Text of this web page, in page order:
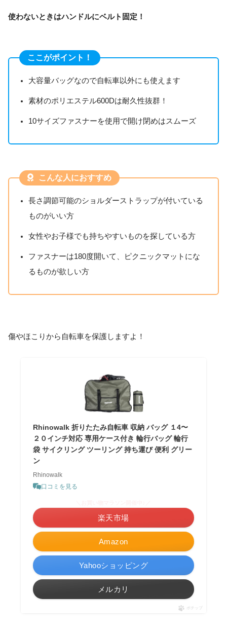
使わないときはハンドルにベルト固定！
ここがポイント！
大容量バッグなので自転車以外にも使えます
素材のポリエステル600Dは耐久性抜群！
10サイズファスナーを使用で開け閉めはスムーズ
こんな人におすすめ
長さ調節可能のショルダーストラップが付いている
ものがいい方
女性やお子様でも持ちやすいものを探している方
ファスナーは180度開いて、ピクニックマットにな
るものが欲しい方
傷やほこりから自転車を保護しますよ！
Rhinowalk 折りたたみ自転車 収納 バッグ １4〜
２０インチ対応 専用ケース付き 輪行バッグ 輪行
袋 サイクリング ツーリング 持ち運び 便利 グリー
ン
Rhinowalk
口コミを見る
Amazon
楽天市場
Yahooショッピング
メルカリ
ポチップ